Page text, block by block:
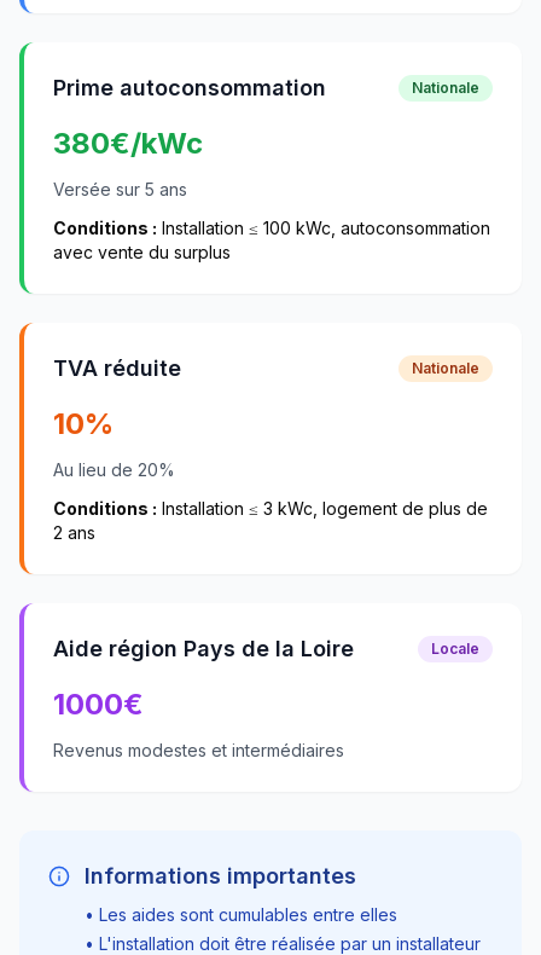
Prime autoconsommation Nationale
380€/kWc
Versée sur 5 ans
Conditions : Installation ≤ 100 kWc, autoconsommation
avec vente du surplus
TVA réduite Nationale
10%
Au lieu de 20%
Conditions : Installation ≤ 3 kWc, logement de plus de
2 ans
Aide région Pays de la Loire Locale
1000€
Revenus modestes et intermédiaires
Informations importantes
• Les aides sont cumulables entre elles
• L'installation doit être réalisée par un installateur